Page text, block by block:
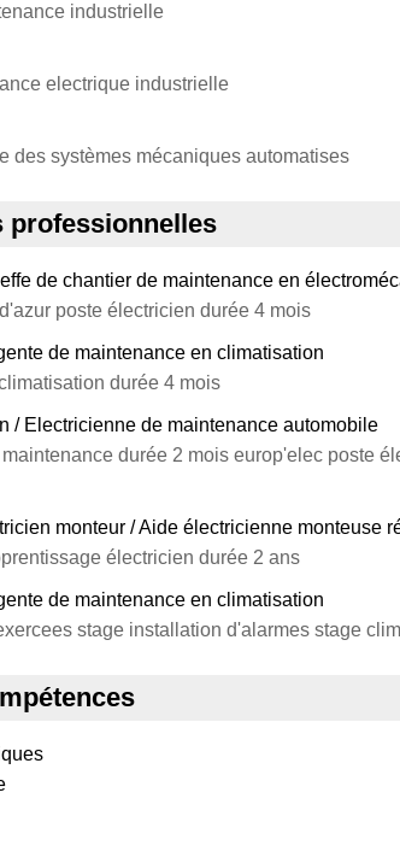
industrielle
electrique industrielle
des systèmes mécaniques automatises
professionnelles
de chantier de maintenance en
poste électricien durée 4 mois
de maintenance en climatisation
durée 4 mois
/ Electricienne de maintenance automobile
durée 2 mois europ'elec poste
monteur / Aide électricienne monteuse
électricien durée 2 ans
de maintenance en climatisation
stage installation d'alarmes stage